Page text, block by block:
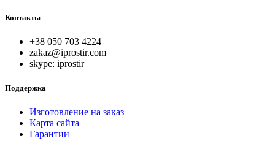
Контакты
+38 050 703 4224
zakaz@iprostir.com
skype: iprostir
Поддержка
Изготовление на заказ
Карта сайта
Гарантии